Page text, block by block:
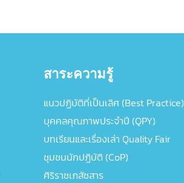
สาระความรู้
แนวปฏิบัติที่เป็นเลิศ (Best Practice)
บุคคลคุณภาพประจำปี (QPY)
บทเรียนและเรื่องเล่า Quality Fair
ชุมชนนักปฏิบัติ (CoP)
ศิริราชเภสัชสาร